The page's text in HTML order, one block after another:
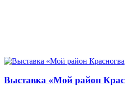
Выставка «Мой район